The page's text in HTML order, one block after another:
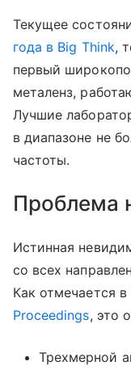
Текущее
года в Big Think,
первый
металенз,
Лучшие
в диапазоне не
частоты.
Проблема
Истинная
со всех
Как отмечается в
Proceedings, это
Трехмерной